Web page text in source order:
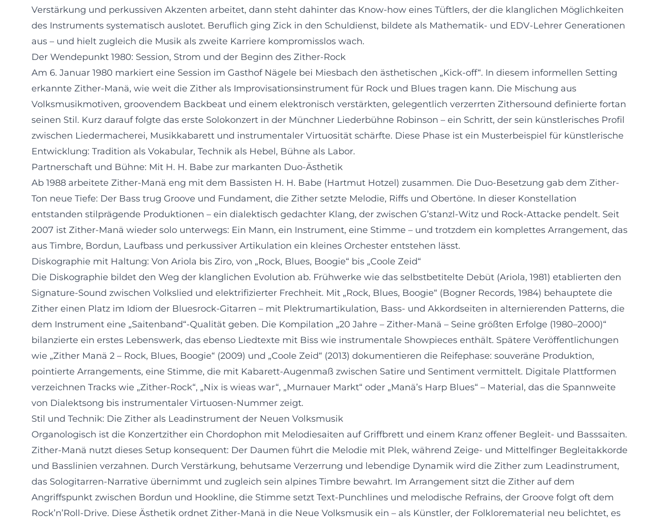
Verstärkung und perkussiven Akzenten arbeitet, dann steht dahinter das Know-how eines Tüftlers, der die klanglichen Möglichkeiten
des Instruments systematisch auslotet. Beruflich ging Zick in den Schuldienst, bildete als Mathematik- und EDV-Lehrer Generationen
aus – und hielt zugleich die Musik als zweite Karriere kompromisslos wach.
Der Wendepunkt 1980: Session, Strom und der Beginn des Zither-Rock
Am 6. Januar 1980 markiert eine Session im Gasthof Nägele bei Miesbach den ästhetischen „Kick-off“. In diesem informellen Setting
erkannte Zither-Manä, wie weit die Zither als Improvisationsinstrument für Rock und Blues tragen kann. Die Mischung aus
Volksmusikmotiven, groovendem Backbeat und einem elektronisch verstärkten, gelegentlich verzerrten Zithersound definierte fortan
seinen Stil. Kurz darauf folgte das erste Solokonzert in der Münchner Liederbühne Robinson – ein Schritt, der sein künstlerisches Profil
zwischen Liedermacherei, Musikkabarett und instrumentaler Virtuosität schärfte. Diese Phase ist ein Musterbeispiel für künstlerische
Entwicklung: Tradition als Vokabular, Technik als Hebel, Bühne als Labor.
Partnerschaft und Bühne: Mit H. H. Babe zur markanten Duo-Ästhetik
Ab 1988 arbeitete Zither-Manä eng mit dem Bassisten H. H. Babe (Hartmut Hotzel) zusammen. Die Duo-Besetzung gab dem Zither-
Ton neue Tiefe: Der Bass trug Groove und Fundament, die Zither setzte Melodie, Riffs und Obertöne. In dieser Konstellation
entstanden stilprägende Produktionen – ein dialektisch gedachter Klang, der zwischen G’stanzl-Witz und Rock-Attacke pendelt. Seit
2007 ist Zither-Manä wieder solo unterwegs: Ein Mann, ein Instrument, eine Stimme – und trotzdem ein komplettes Arrangement, das
aus Timbre, Bordun, Laufbass und perkussiver Artikulation ein kleines Orchester entstehen lässt.
Diskographie mit Haltung: Von Ariola bis Ziro, von „Rock, Blues, Boogie“ bis „Coole Zeid“
Die Diskographie bildet den Weg der klanglichen Evolution ab. Frühwerke wie das selbstbetitelte Debüt (Ariola, 1981) etablierten den
Signature-Sound zwischen Volkslied und elektrifizierter Frechheit. Mit „Rock, Blues, Boogie“ (Bogner Records, 1984) behauptete die
Zither einen Platz im Idiom der Bluesrock-Gitarren – mit Plektrumartikulation, Bass- und Akkordseiten in alternierenden Patterns, die
dem Instrument eine „Saitenband“-Qualität geben. Die Kompilation „20 Jahre – Zither-Manä – Seine größten Erfolge (1980–2000)“
bilanzierte ein erstes Lebenswerk, das ebenso Liedtexte mit Biss wie instrumentale Showpieces enthält. Spätere Veröffentlichungen
wie „Zither Manä 2 – Rock, Blues, Boogie“ (2009) und „Coole Zeid“ (2013) dokumentieren die Reifephase: souveräne Produktion,
pointierte Arrangements, eine Stimme, die mit Kabarett-Augenmaß zwischen Satire und Sentiment vermittelt. Digitale Plattformen
verzeichnen Tracks wie „Zither-Rock“, „Nix is wieas war“, „Murnauer Markt“ oder „Manä’s Harp Blues“ – Material, das die Spannweite
von Dialektsong bis instrumentaler Virtuosen-Nummer zeigt.
Stil und Technik: Die Zither als Leadinstrument der Neuen Volksmusik
Organologisch ist die Konzertzither ein Chordophon mit Melodiesaiten auf Griffbrett und einem Kranz offener Begleit- und Basssaiten.
Zither-Manä nutzt dieses Setup konsequent: Der Daumen führt die Melodie mit Plek, während Zeige- und Mittelfinger Begleitakkorde
und Basslinien verzahnen. Durch Verstärkung, behutsame Verzerrung und lebendige Dynamik wird die Zither zum Leadinstrument,
das Sologitarren-Narrative übernimmt und zugleich sein alpines Timbre bewahrt. Im Arrangement sitzt die Zither auf dem
Angriffspunkt zwischen Bordun und Hookline, die Stimme setzt Text-Punchlines und melodische Refrains, der Groove folgt oft dem
Rock’n’Roll-Drive. Diese Ästhetik ordnet Zither-Manä in die Neue Volksmusik ein – als Künstler, der Folklorematerial neu belichtet, es